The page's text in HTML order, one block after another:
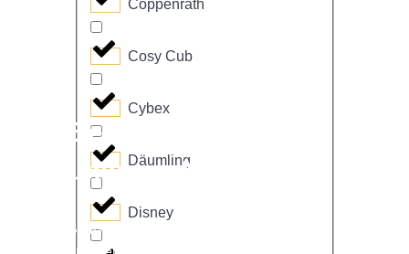
Coppenrath
Cosy Cub
Cybex
Däumling
Disney
Bestelle hier
unseren Newsletter
Bleib immer auf dem neuesten Stand mit